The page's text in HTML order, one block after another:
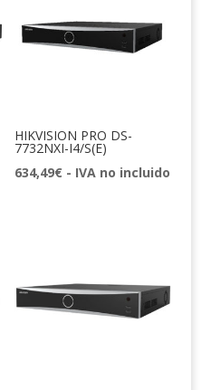
HIKVISION PRO DS-
7732NXI-I4/S(E)
634,49€ - IVA no incluido